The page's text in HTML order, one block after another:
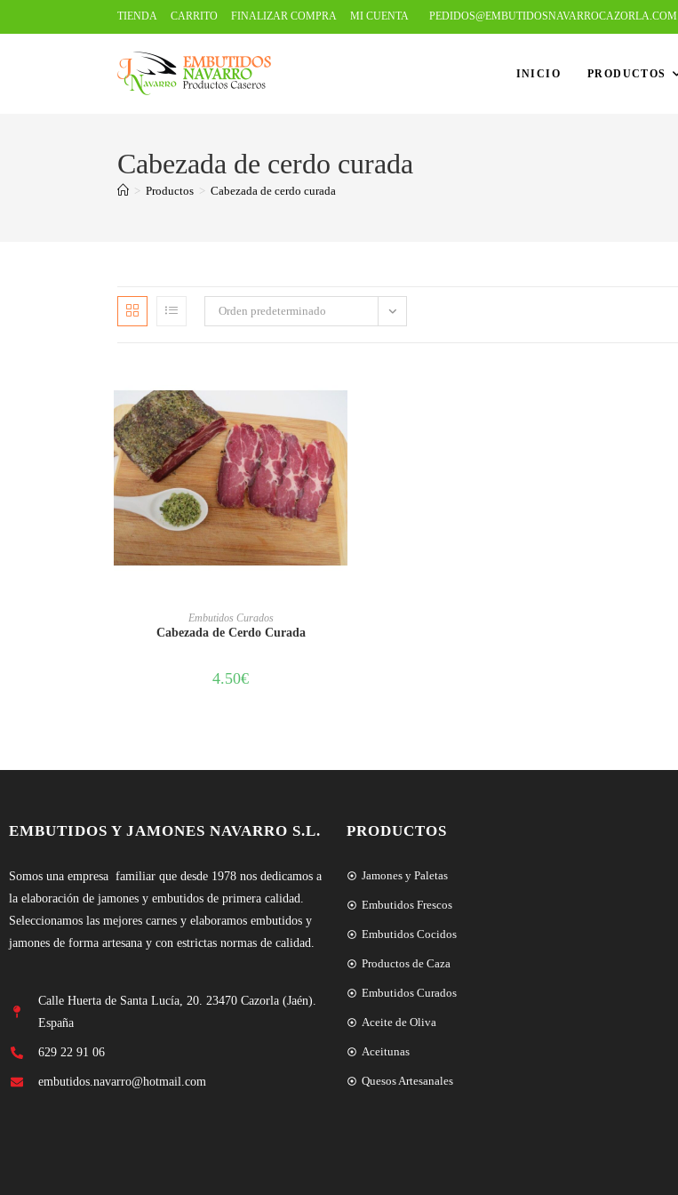
TIENDA CARRITO FINALIZAR COMPRA MI CUENTA PEDIDOS@EMBUTIDOSNAVARROCAZORLA.COM
INICIO PRODUCTOS
Cabezada de cerdo curada
> Productos > Cabezada de cerdo curada
Orden predeterminado
AÑADIR AL CARRITO
Embutidos Curados
Cabezada de Cerdo Curada
4.50€
EMBUTIDOS Y JAMONES NAVARRO S.L.
Somos una empresa familiar que desde 1978 nos dedicamos a
la elaboración de jamones y embutidos de primera calidad.
Seleccionamos las mejores carnes y elaboramos embutidos y
jamones de forma artesana y con estrictas normas de calidad.
Calle Huerta de Santa Lucía, 20. 23470 Cazorla (Jaén).
España
629 22 91 06
embutidos.navarro@hotmail.com
PRODUCTOS
Jamones y Paletas
Embutidos Frescos
Embutidos Cocidos
Productos de Caza
Embutidos Curados
Aceite de Oliva
Aceitunas
Quesos Artesanales